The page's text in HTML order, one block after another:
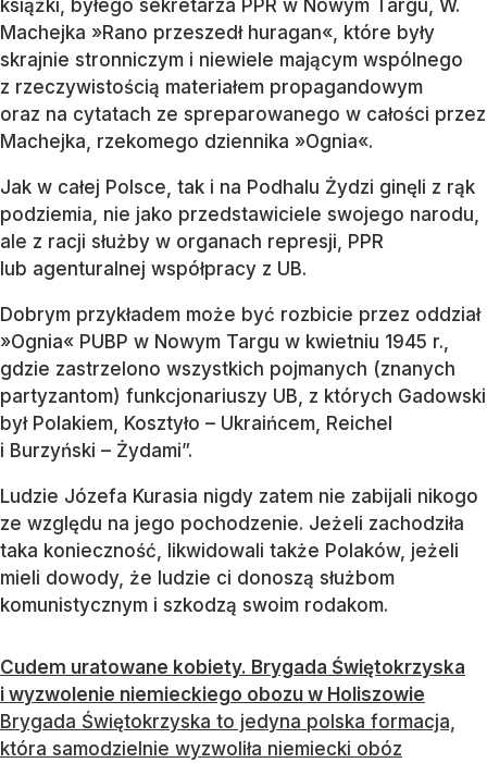
książki, byłego sekretarza PPR w Nowym Targu, W.
Machejka »Rano przeszedł huragan«, które były
skrajnie stronniczym i niewiele mającym wspólnego
z rzeczywistością materiałem propagandowym
oraz na cytatach ze spreparowanego w całości przez
Machejka, rzekomego dziennika »Ognia«.
Jak w całej Polsce, tak i na Podhalu Żydzi ginęli z rąk
podziemia, nie jako przedstawiciele swojego narodu,
ale z racji służby w organach represji, PPR
lub agenturalnej współpracy z UB.
Dobrym przykładem może być rozbicie przez oddział
»Ognia« PUBP w Nowym Targu w kwietniu 1945 r.,
gdzie zastrzelono wszystkich pojmanych (znanych
partyzantom) funkcjonariuszy UB, z których Gadowski
był Polakiem, Kosztyło – Ukraińcem, Reichel
i Burzyński – Żydami”.
Ludzie Józefa Kurasia nigdy zatem nie zabijali nikogo
ze względu na jego pochodzenie. Jeżeli zachodziła
taka konieczność, likwidowali także Polaków, jeżeli
mieli dowody, że ludzie ci donoszą służbom
komunistycznym i szkodzą swoim rodakom.
Cudem uratowane kobiety. Brygada Świętokrzyska
i wyzwolenie niemieckiego obozu w Holiszowie
Brygada Świętokrzyska to jedyna polska formacja,
która samodzielnie wyzwoliła niemiecki obóz